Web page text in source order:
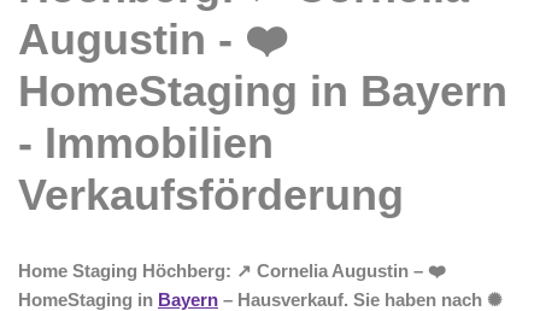
Home Staging Höchberg: ↗️ Cornelia Augustin – ❤️
HomeStaging in Bayern – Hausverkauf. Sie haben nach ✺